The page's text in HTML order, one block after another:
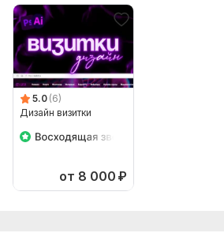
5.0 (6)
Дизайн визитки
от 8 000 ₽